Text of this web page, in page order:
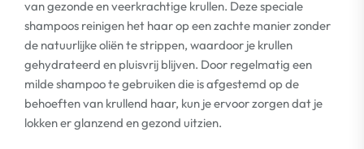
van gezonde en veerkrachtige krullen. Deze speciale
shampoos reinigen het haar op een zachte manier zonder
de natuurlijke oliën te strippen, waardoor je krullen
gehydrateerd en pluisvrij blijven. Door regelmatig een
milde shampoo te gebruiken die is afgestemd op de
behoeften van krullend haar, kun je ervoor zorgen dat je
lokken er glanzend en gezond uitzien.